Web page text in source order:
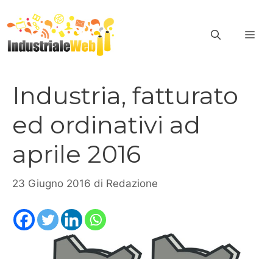
al
contenuto
Industria, fatturato
ed ordinativi ad
aprile 2016
23 Giugno 2016 di Redazione